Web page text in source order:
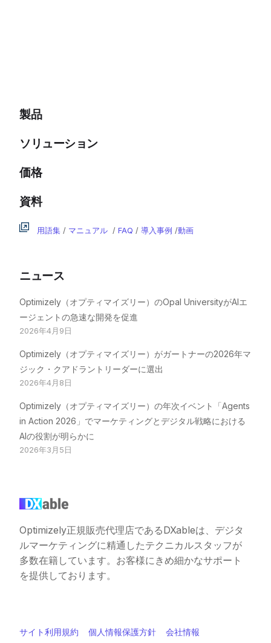
製品
ソリューション
価格
資料
用語集 / マニュアル /FAQ /導入事例 /動画
ニュース
Optimizely（オプティマイズリー）のOpal UniversityがAIエ
ージェントの急速な開発を促進
2026年4月9日
Optimizely（オプティマイズリー）がガートナーの2026年マ
ジック・クアドラントリーダーに選出
2026年4月8日
Optimizely（オプティマイズリー）の年次イベント「Agents
in Action 2026」でマーケティングとデジタル戦略における
AIの役割が明らかに
2026年3月5日
Optimizely正規販売代理店であるDXableは、デジタ
ルマーケティングに精通したテクニカルスタッフが
多数在籍しています。お客様にきめ細かなサポート
を提供しております。
サイト利用規約 個人情報保護方針 会社情報